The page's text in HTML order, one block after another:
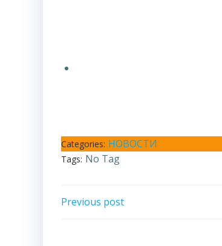
Categories: НОВОСТИ
Tags: No Tag
Навигация
Previous post